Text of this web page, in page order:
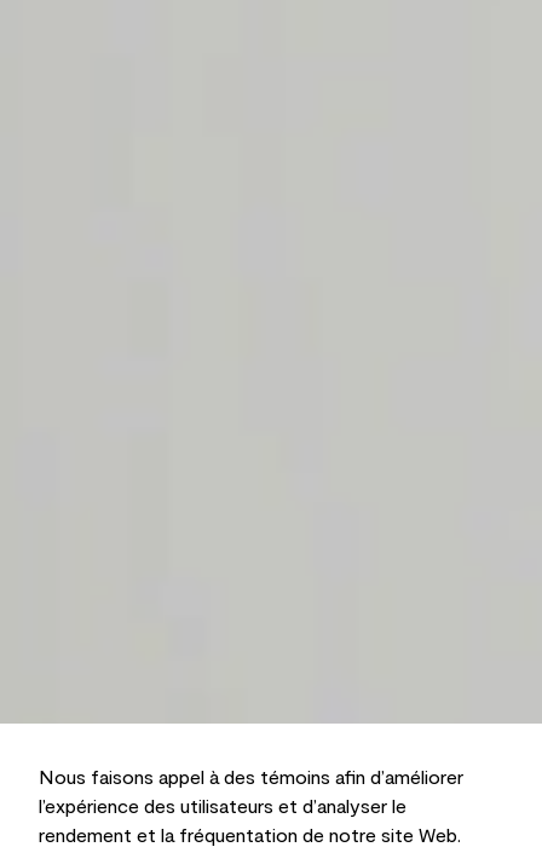
Nous faisons appel à des témoins afin d’améliorer
l’expérience des utilisateurs et d’analyser le
rendement et la fréquentation de notre site Web.